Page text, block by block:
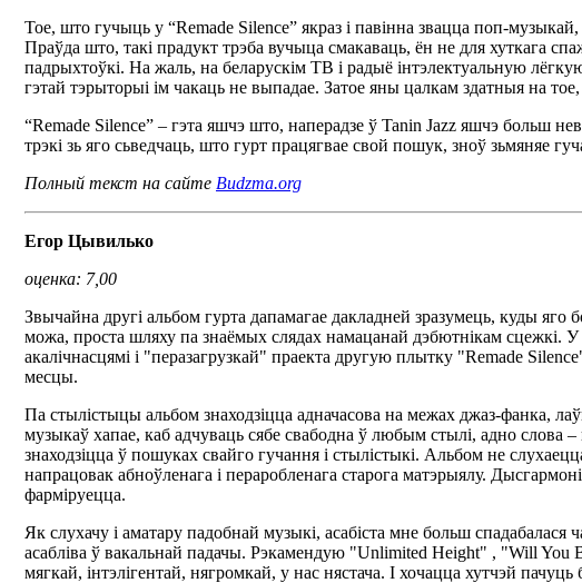
Тое, што гучыць у “Remade Silence” якраз і павінна звацца поп-
Праўда што, такі прадукт трэба вучыца смакаваць, ён не для хуткага
падрыхтоўкі. На жаль, на беларускім ТВ і радыё інтэлектуальную
гэтай тэрыторыі ім чакаць не выпадае. Затое яны цалкам здатныя на
“Remade Silence” – гэта яшчэ што, наперадзе ў Tanin Jazz яшчэ больш
трэкі зь яго сьведчаць, што гурт працягвае свой пошук, зноў зьмяняе
Полный текст на сайте Budzma.org
Егор Цывилько
оценка: 7,00
Звычайна другі альбом гурта дапамагае дакладней зразумець, куды яго
можа, проста шляху па знаёмых слядах намацанай дэбютнікам сцежкі. У
акалічнасцямі і "перазагрузкай" праекта другую плытку "Remade
месцы.
Па стылістыцы альбом знаходзіцца адначасова на межах джаз-фанка,
музыкаў хапае, каб адчуваць сябе свабодна ў любым стылі, адно
знаходзіцца ў пошуках свайго гучання і стылістыкі. Альбом не
напрацовак абноўленага і пераробленага старога матэрыялу.
фарміруецца.
Як слухачу і аматару падобнай музыкі, асабіста мне больш
асабліва ў вакальнай падачы. Рэкамендую "Unlimited Height" , "Will You
мягкай, інтэлігентай, нягромкай, у нас нястача. І хочацца хутчэй